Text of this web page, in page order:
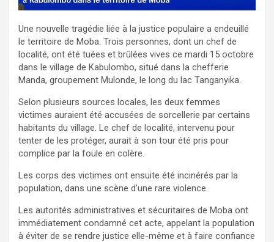
Une nouvelle tragédie liée à la justice populaire a endeuillé
le territoire de Moba. Trois personnes, dont un chef de
localité, ont été tuées et brûlées vives ce mardi 15 octobre
dans le village de Kabulombo, situé dans la chefferie
Manda, groupement Mulonde, le long du lac Tanganyika.
Selon plusieurs sources locales, les deux femmes
victimes auraient été accusées de sorcellerie par certains
habitants du village. Le chef de localité, intervenu pour
tenter de les protéger, aurait à son tour été pris pour
complice par la foule en colère.
Les corps des victimes ont ensuite été incinérés par la
population, dans une scène d’une rare violence.
Les autorités administratives et sécuritaires de Moba ont
immédiatement condamné cet acte, appelant la population
à éviter de se rendre justice elle-même et à faire confiance